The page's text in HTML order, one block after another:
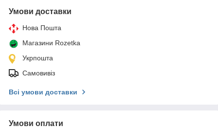
Умови доставки
Нова Пошта
Магазини Rozetka
Укрпошта
Самовивіз
Всі умови доставки
Умови оплати